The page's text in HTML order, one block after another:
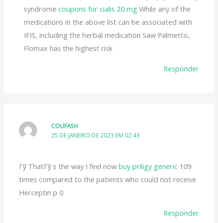
syndrome coupons for cialis 20 mgWhile any of the
medications in the above list can be associated with
IFIS, including the herbal medication Saw Palmetto,
Flomax has the highest risk
Responder
COUFASH
25 DE JANEIRO DE 2023 EM 02:43
Гў ThatГў s the way I feel nowbuy priligy generic 109
times compared to the patients who could not receive
Herceptin p 0
Responder